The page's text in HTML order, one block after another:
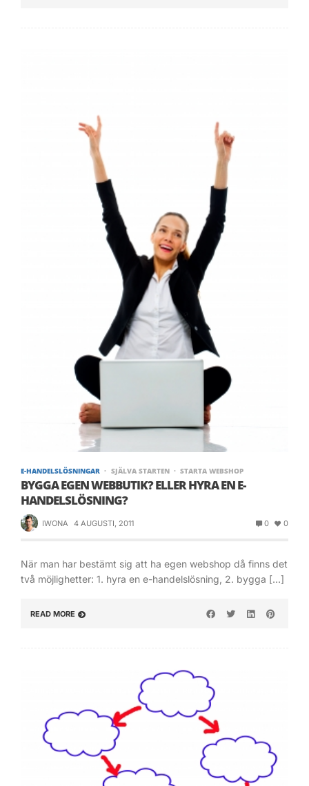
E-HANDELSLÖSNINGAR SJÄLVA STARTEN STARTA WEBSHOP
BYGGA EGEN WEBBUTIK? ELLER HYRA EN E-
HANDELSLÖSNING?
IWONA 4 AUGUSTI, 2011 0 0
När man har bestämt sig att ha egen webshop då finns det
två möjlighetter: 1. hyra en e-handelslösning, 2. bygga […]
READ MORE